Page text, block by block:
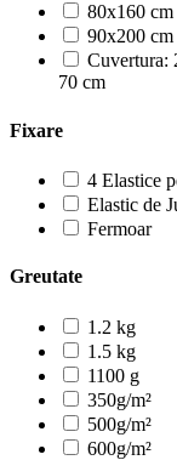
80x160 cm
90x200 cm
Cuvertura:
70 cm
Fixare
4 Elastice
Elastic de
Fermoar
Greutate
1.2 kg
1.5 kg
1100 g
350g/m²
500g/m²
600g/m²